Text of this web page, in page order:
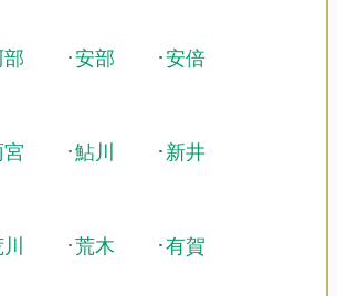
部 ･安部 ･安倍
･鮎川 ･新井
･荒木 ･有賀